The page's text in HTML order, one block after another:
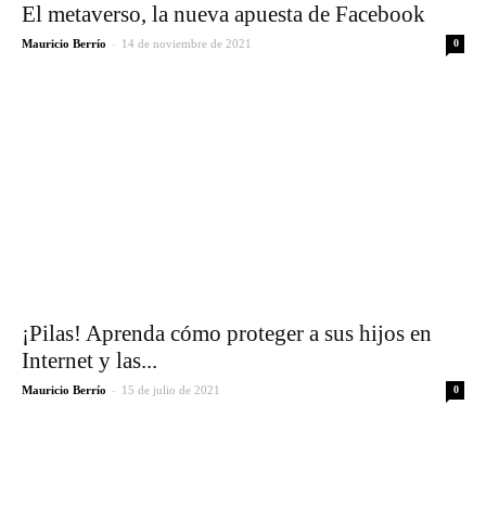
El metaverso, la nueva apuesta de Facebook
Mauricio Berrío - 14 de noviembre de 2021 0
¡Pilas! Aprenda cómo proteger a sus hijos en
Internet y las...
Mauricio Berrío - 15 de julio de 2021 0